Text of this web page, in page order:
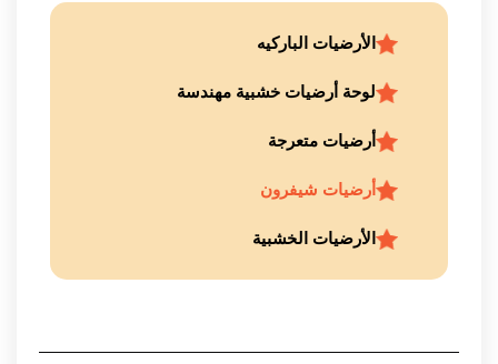
الأرضيات الباركيه
لوحة أرضيات خشبية مهندسة
أرضيات متعرجة
أرضيات شيفرون
الأرضيات الخشبية